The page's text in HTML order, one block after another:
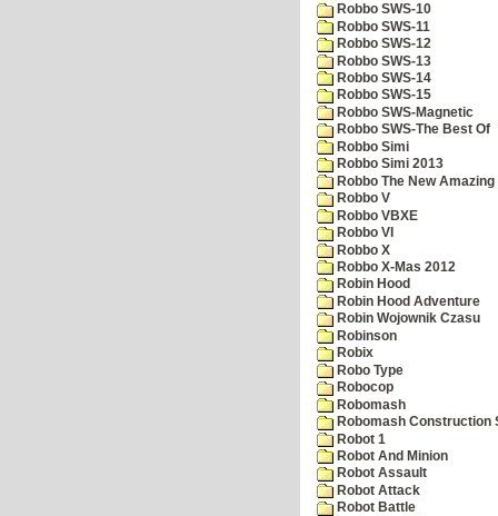
Robbo SWS-10
Robbo SWS-11
Robbo SWS-12
Robbo SWS-13
Robbo SWS-14
Robbo SWS-15
Robbo SWS-Magnetic
Robbo SWS-The Best Of
Robbo Simi
Robbo Simi 2013
Robbo The New
Robbo V
Robbo VBXE
Robbo VI
Robbo X
Robbo X-Mas 2012
Robin Hood
Robin Hood Adventure
Robin Wojownik Czasu
Robinson
Robix
Robo Type
Robocop
Robomash
Robomash Construction
Robot 1
Robot And Minion
Robot Assault
Robot Attack
Robot Battle